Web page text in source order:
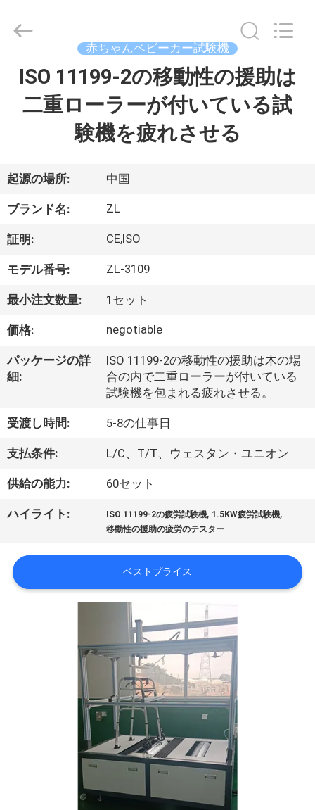
ダ
ク
ト
ビ
オ
達
に
つ
い
工
Dongguan
Zhongli
Reserved.
赤ちゃんベビーカー試験機
ISO 11199-2の移動性の援助は
二重ローラーが付いている試
験機を疲れさせる
起源の場所: 中国
ブランド名: ZL
証明: CE,ISO
モデル番号: ZL-3109
最小注文数量: 1セット
価格: negotiable
パッケージの詳
細:
ISO 11199-2の移動性の援助は木の場
合の内で二重ローラーが付いている
試験機を包まれる疲れさせる。
受渡し時間: 5-8の仕事日
支払条件: L/C、T/T、ウェスタン・ユニオン
供給の能力: 60セット
ハイライト: ISO 11199-2の疲労試験機, 1.5KW疲労試験機,
移動性の援助の疲労のテスター
ベストプライス